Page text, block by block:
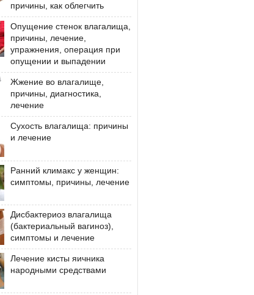
причины, как облегчить
Опущение стенок влагалища,
причины, лечение,
упражнения, операция при
опущении и выпадении
Жжение во влагалище,
причины, диагностика,
лечение
Сухость влагалища: причины
и лечение
Ранний климакс у женщин:
симптомы, причины, лечение
Дисбактериоз влагалища
(бактериальный вагиноз),
симптомы и лечение
Лечение кисты яичника
народными средствами